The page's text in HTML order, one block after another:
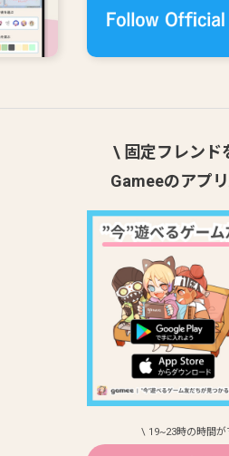
\ 固定フレンド
Gameeのアプ
\ 19~23時の時間